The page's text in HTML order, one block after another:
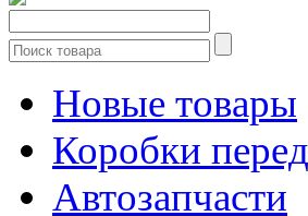
Новые товары
Коробки
Автозапчасти